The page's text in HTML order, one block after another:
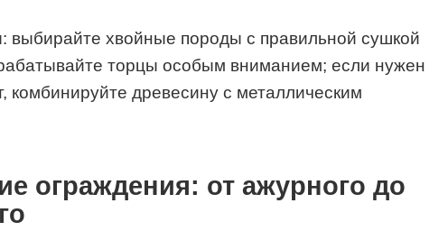
выбирайте хвойные породы с правильной сушкой
торцы особым вниманием; если нужен
комбинируйте древесину с металлическим
ограждения: от ажурного до